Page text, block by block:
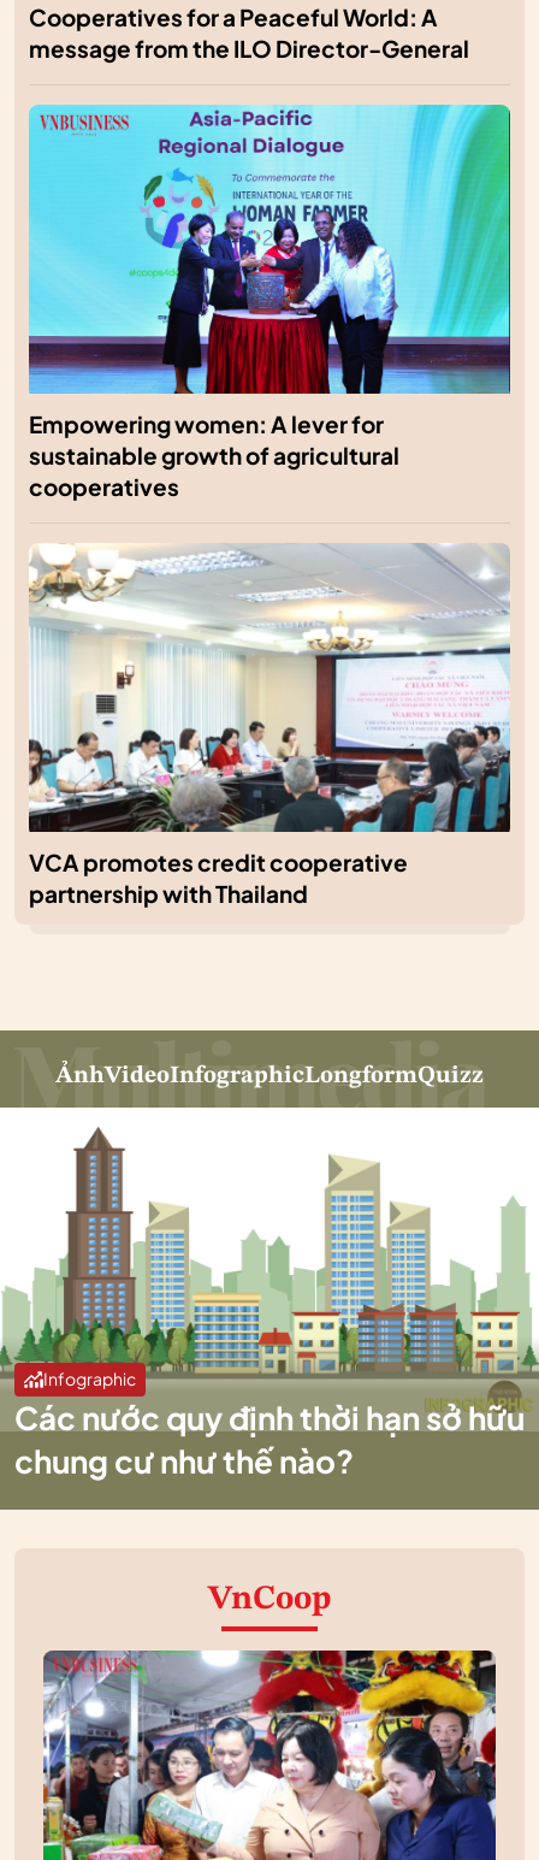
Cooperatives for a Peaceful World: A
message from the ILO Director-General
Empowering women: A lever for
sustainable growth of agricultural
cooperatives
VCA promotes credit cooperative
partnership with Thailand
ẢnhVideoInfographicLongformQuizz
Infographic
Các nước quy định thời hạn sở hữu
chung cư như thế nào?
VnCoop